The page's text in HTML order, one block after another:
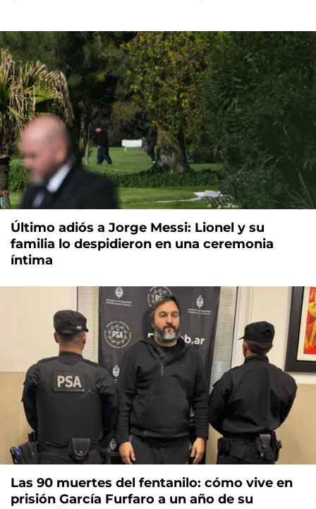
Último adiós a Jorge Messi: Lionel y su
familia lo despidieron en una ceremonia
íntima
Las 90 muertes del fentanilo: cómo vive en
prisión García Furfaro a un año de su